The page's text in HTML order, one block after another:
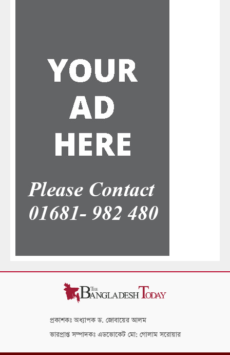
প্রকাশকঃ অধ্যাপক ড. জোবায়ের আলম
ভারপ্রাপ্ত সম্পাদকঃ এডভোকেট মো: গোলাম সরোয়ার